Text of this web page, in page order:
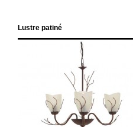
Lustre patiné